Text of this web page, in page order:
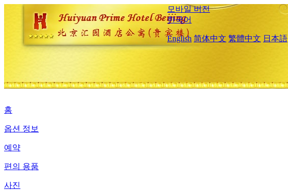
모바일 버전
한국어
English 简体中文 繁體中文 日本語
홈
옵션 정보
예약
편의 용품
사진